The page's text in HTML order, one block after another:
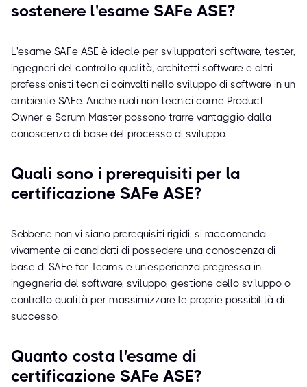
sostenere l'esame SAFe ASE?
L'esame SAFe ASE è ideale per sviluppatori software, tester,
ingegneri del controllo qualità, architetti software e altri
professionisti tecnici coinvolti nello sviluppo di software in un
ambiente SAFe. Anche ruoli non tecnici come Product
Owner e Scrum Master possono trarre vantaggio dalla
conoscenza di base del processo di sviluppo.
Quali sono i prerequisiti per la
certificazione SAFe ASE?
Sebbene non vi siano prerequisiti rigidi, si raccomanda
vivamente ai candidati di possedere una conoscenza di
base di SAFe for Teams e un'esperienza pregressa in
ingegneria del software, sviluppo, gestione dello sviluppo o
controllo qualità per massimizzare le proprie possibilità di
successo.
Quanto costa l'esame di
certificazione SAFe ASE?